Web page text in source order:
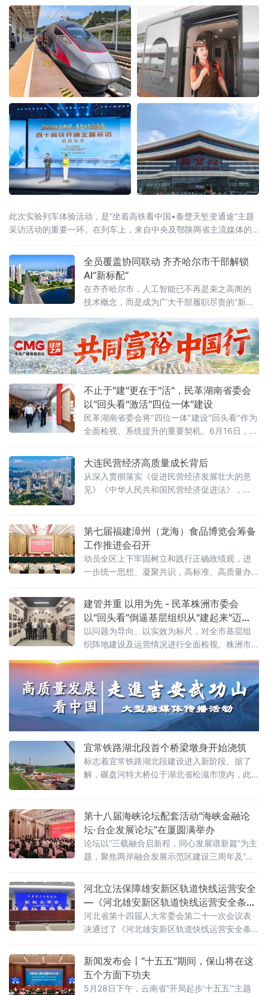
3小时24分钟。
此次实验列车体验活动，是“坐着高铁看中国•秦楚天堑变通途”主题
采访活动的重要一环。在列车上，来自中央及鄂陕两省主流媒体的
体验。“龙韵骧梦”乘务组值乘实验全员覆盖协同联动 齐齐哈尔市干部解锁
AI“新标配”
在齐齐哈尔市，人工智能已不再是束之高阁的
技术概念，而是成为广大干部履职尽责的“新标
为服务产业升级的关键一招，突出全员覆盖、
场景解题、协同联动，累计培训2.5万余人次，
推动形成“学AI、懂AI、用AI”的履职新常态。
不止于"建"更在于"活"，民革湖南省委会
以"回头看"激活"四位一体"建设
民革湖南省委会将"四位一体"建设"回头看"作为
全面检视、系统提升的重要契机。6月16日，湖
涤非率队深入基层一线调研，推动各级组织
从"建起来"向"用起来""活起来"转变。蒋涤非一
行先后走访湖南民革党员之家、长沙民革党员
之家及民革党史教育基地——湖南和平解放史
会
大连民营经济高质量成长背后
从深入贯彻落实《促进民营经济发展壮大的意
见》《中华人民共和国民营经济促进法》，
企业想在一起、站在一起、干在一起。今年一
季度，全市民营经济经营主体占比超95.5%，
进出口总值占比60.9%……
第七届福建漳州（龙海）食品博览会筹备
工作推进会召开
动员全区上下牢固树立和践行正确政绩观，进
一步统一思想、凝聚共识，高标准、高质量办
艺章出席并讲话。
建管并重 以用为先 - 民革株洲市委会
以"回头看"倒逼基层组织从"建起来"迈
向"活起来"
以问题为导向、以实效为标尺，对全市基层组
织阵地建设及运营情况进行全面检视。株洲市
长、民革株洲市委会主委程轶辉带队调研。调
研组先后走访株洲民革党员之家及天元一支部
党员之家，实地察看阵地硬件设施、文化展
示、功能规划及多媒体配置等基础条件，并听
取民革醴陵市委会及市机关支部、天
宜常铁路湖北段首个桥梁墩身开始浇筑
标志着宜常铁路湖北段建设进入新阶段。据了
解，碾盘河特大桥位于湖北省松滋市境内，此
米；设计墩身横向宽度6.71米，纵向宽度3.01
米，墩身坡率为
第十八届海峡论坛配套活动“海峡金融论
坛·台企发展论坛”在厦圆满举办
论坛以“三载融合启新程，同心发展谱新篇”为主
题，聚焦两岸融合发展示范区建设三周年及“十
作、提升台企融资服务、促进产业转型升级等
开展务实研讨，吸引两岸专家学者、台胞台
企、金融机构200余人参会，以金融活水助推福
建加快打造台胞
河北立法保障雄安新区轨道快线运营安全
—《河北雄安新区轨道快线运营安全条
例》看点解读
河北省第十四届人大常委会第二十一次会议表
决通过了《河北雄安新区轨道快线运营安全条
跨区域轨道交通运营安全管理的地方性法规
新闻发布会丨“十五五”期间，保山将在这
五个方面下功夫
5月28日下午，云南省“开局起步‘十五五’”主题